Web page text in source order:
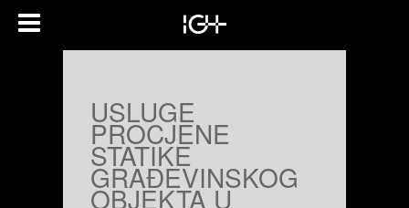
USLUGE
PROCJENE
STATIKE
GRAĐEVINSKOG
OBJEKTA U